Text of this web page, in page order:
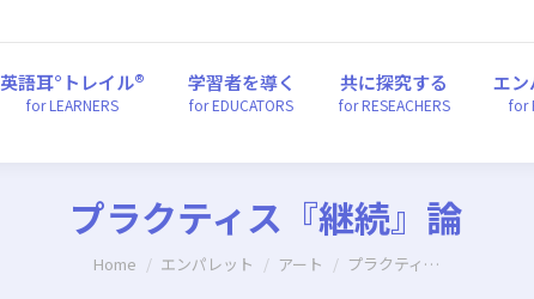
英語耳°トレイル®
for LEARNERS
学習者を導く
for EDUCATORS
共に探究する
for RESEACHERS
エン
for
プラクティス『継続』論
You are here:
Home エンパレット アート プラクティ…
英語耳°トレイル® 学習者を導く 共に探究する エ